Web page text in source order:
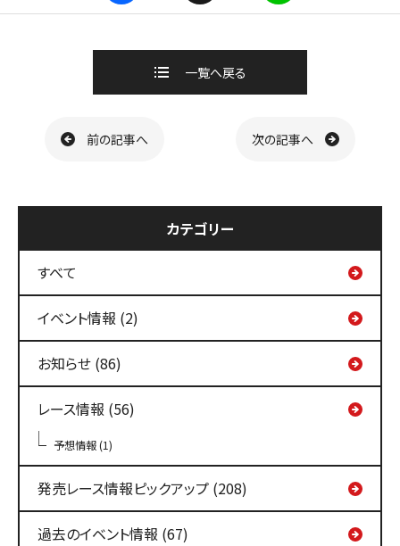
F
e
o
X L
e
一覧へ戻る
前の記事へ 次の記事へ
カテゴリー
すべて
イベント情報 (2)
お知らせ (86)
レース情報 (56)
予想情報 (1)
発売レース情報ピックアップ (208)
過去のイベント情報 (67)